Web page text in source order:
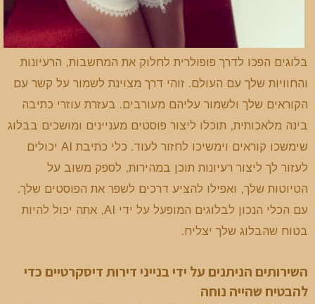
בלוגים הפכו לדרך פופולרית לחלוק את המחשבות, הרעיונות
והחוויות שלך עם העולם. זוהי דרך מצוינת לשמור על קשר עם
הקוראים שלך ולשמור עליהם מעורבים. בעזרת עוזרי כתיבה
בינה מלאכותית, תוכלו ליצור פוסטים מעניינים ומושכים בבלוג
שימשכו קוראים וימשיכו לחזור לעוד. כלי כתיבת AI יכולים
לעזור לך ליצור רעיונות תוכן במהירות, לספק משוב על
הטיוטות שלך, ואפילו להציע דרכים לשפר את הפוסטים שלך.
עם הכלי הנכון לבלוגים המופעל על ידי AI, אתה יכול להיות
בטוח שהבלוג שלך יצליח.
השירותים הניתנים על ידי בנייני דירות דיסקרטיים כדי
להבטיח שהייה נוחה